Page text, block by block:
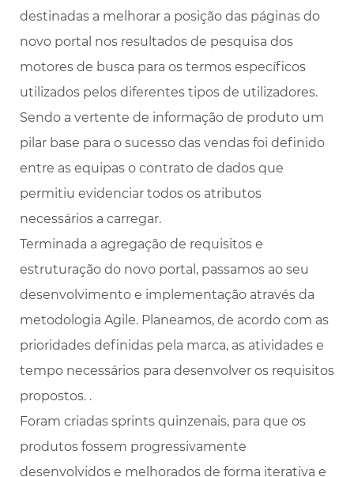
destinadas a melhorar a posição das páginas do
novo portal nos resultados de pesquisa dos
motores de busca para os termos específicos
utilizados pelos diferentes tipos de utilizadores.
Sendo a vertente de informação de produto um
pilar base para o sucesso das vendas foi definido
entre as equipas o contrato de dados que
permitiu evidenciar todos os atributos
necessários a carregar.
Terminada a agregação de requisitos e
estruturação do novo portal, passamos ao seu
desenvolvimento e implementação através da
metodologia Agile. Planeamos, de acordo com as
prioridades definidas pela marca, as atividades e
tempo necessários para desenvolver os requisitos
propostos. .
Foram criadas sprints quinzenais, para que os
produtos fossem progressivamente
desenvolvidos e melhorados de forma iterativa e